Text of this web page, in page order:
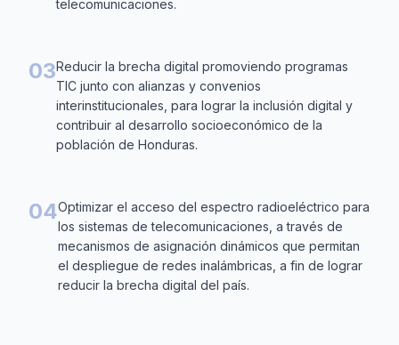
telecomunicaciones.
03Reducir la brecha digital promoviendo programas
TIC junto con alianzas y convenios
interinstitucionales, para lograr la inclusión digital y
contribuir al desarrollo socioeconómico de la
población de Honduras.
04Optimizar el acceso del espectro radioeléctrico para
los sistemas de telecomunicaciones, a través de
mecanismos de asignación dinámicos que permitan
el despliegue de redes inalámbricas, a fin de lograr
reducir la brecha digital del país.